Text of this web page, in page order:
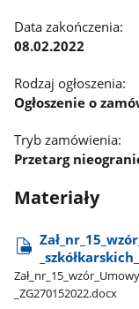
Data zakończenia:
08.02.2022
Rodzaj ogłoszenia:
Ogłoszenie o
Tryb zamówienia:
Przetarg
Materiały
_ZG270152022.docx